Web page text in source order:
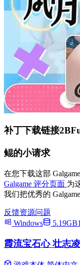
补丁下载链接
鲲的小请求
在您下载这部
Galgame 评分页面 为
我们把优秀的
反馈资源问题
Windows
5.19GB
霞流宝石心 壮志